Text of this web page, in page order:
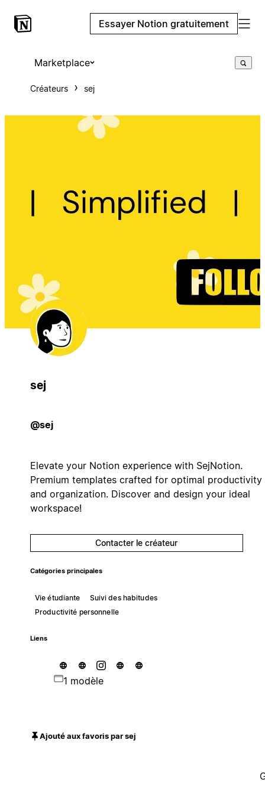
Essayer Notion gratuitement
Marketplace
Créateurs sej
sej
@sej
Elevate your Notion experience with SejNotion.
Premium templates crafted for optimal productivity
and organization. Discover and design your ideal
workspace!
Contacter le créateur
Catégories principales
Vie étudiante
Suivi des habitudes
Productivité personnelle
Liens
1 modèle
Ajouté aux favoris par sej